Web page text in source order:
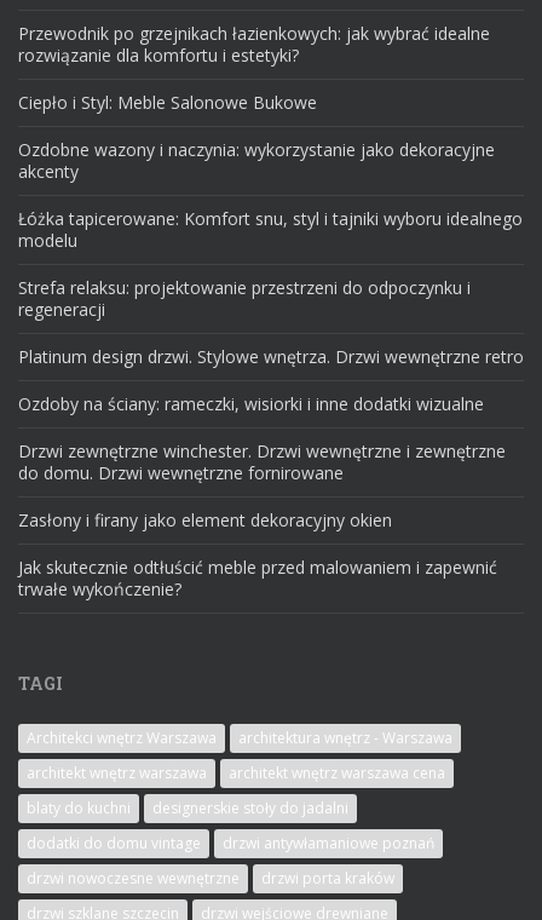
Przewodnik po grzejnikach łazienkowych: jak wybrać idealne
rozwiązanie dla komfortu i estetyki?
Ciepło i Styl: Meble Salonowe Bukowe
Ozdobne wazony i naczynia: wykorzystanie jako dekoracyjne
akcenty
Łóżka tapicerowane: Komfort snu, styl i tajniki wyboru idealnego
modelu
Strefa relaksu: projektowanie przestrzeni do odpoczynku i
regeneracji
Platinum design drzwi. Stylowe wnętrza. Drzwi wewnętrzne retro
Ozdoby na ściany: rameczki, wisiorki i inne dodatki wizualne
Drzwi zewnętrzne winchester. Drzwi wewnętrzne i zewnętrzne
do domu. Drzwi wewnętrzne fornirowane
Zasłony i firany jako element dekoracyjny okien
Jak skutecznie odtłuścić meble przed malowaniem i zapewnić
trwałe wykończenie?
TAGI
Architekci wnętrz Warszawa
architektura wnętrz - Warszawa
architekt wnętrz warszawa
architekt wnętrz warszawa cena
blaty do kuchni
designerskie stoły do jadalni
dodatki do domu vintage
drzwi antywłamaniowe poznań
drzwi nowoczesne wewnętrzne
drzwi porta kraków
drzwi szklane szczecin
drzwi wejściowe drewniane